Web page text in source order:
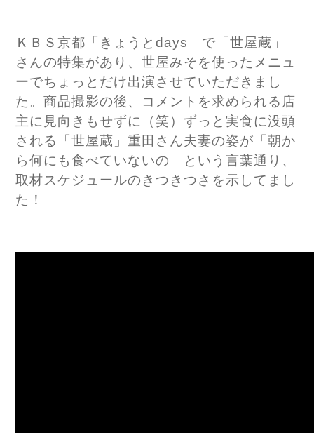
ＫＢＳ京都「きょうとdays」で「世屋蔵」
さんの特集があり、世屋みそを使ったメニュ
ーでちょっとだけ出演させていただきまし
た。商品撮影の後、コメントを求められる店
主に見向きもせずに（笑）ずっと実食に没頭
される「世屋蔵」重田さん夫妻の姿が「朝か
ら何にも食べていないの」という言葉通り、
取材スケジュールのきつきつさを示してまし
た！